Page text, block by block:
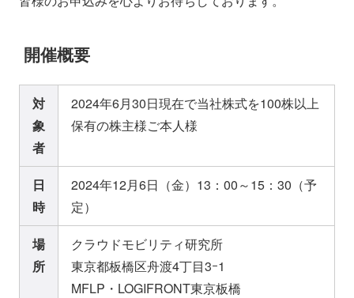
開催概要
対
象
者
2024年6月30日現在で当社株式を100株以上
保有の株主様ご本人様
日
時
2024年12月6日（金）13：00～15：30（予
定）
場
所
クラウドモビリティ研究所
東京都板橋区舟渡4丁目3ｰ1
MFLP・LOGIFRONT東京板橋